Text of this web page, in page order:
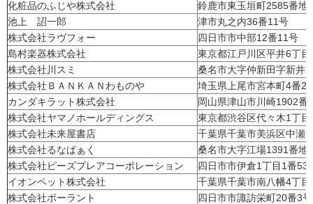
化粧品のふじや株式会社
鈴鹿市東玉垣町2585番地
池上 詔一郎
津市丸之内36番11号
株式会社ラヴフォー
四日市市中部12番11号
島村楽器株式会社
東京都江戸川区平井6丁
株式会社川スミ
桑名市大字仲新田字新井
株式会社ＢＡＮＫＡＮわものや
埼玉県上尾市宮本町4番2
カンダキラット株式会社
岡山県津山市川崎1902番
株式会社ヤマノホールディングス
東京都渋谷区代々木1丁
株式会社未来屋書店
千葉県千葉市美浜区中瀬
株式会社るなぱぁく
桑名市大字江場1391番地
株式会社ピーズプレアコーポレーション
四日市市伊倉1丁目1番53
イオンペット株式会社
千葉県千葉市南八幡4丁
株式会社ボーラント
四日市市諏訪栄町20番3号